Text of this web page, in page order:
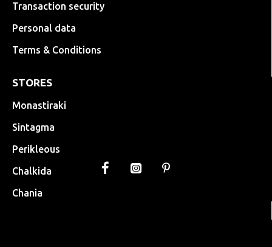
Transaction security
Personal data
Terms & Conditions
STORES
Monastiraki
Sintagma
Perikleous
Chalkida
Chania